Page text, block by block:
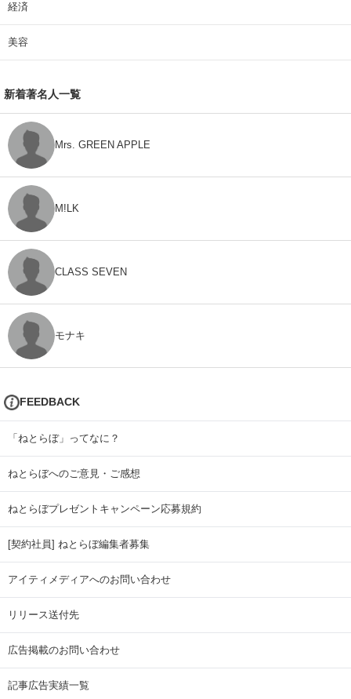
経済
美容
新着著名人一覧
Mrs. GREEN APPLE
M!LK
CLASS SEVEN
モナキ
FEEDBACK
「ねとらぼ」ってなに？
ねとらぼへのご意見・ご感想
ねとらぼプレゼントキャンペーン応募規約
[契約社員] ねとらぼ編集者募集
アイティメディアへのお問い合わせ
リリース送付先
広告掲載のお問い合わせ
記事広告実績一覧